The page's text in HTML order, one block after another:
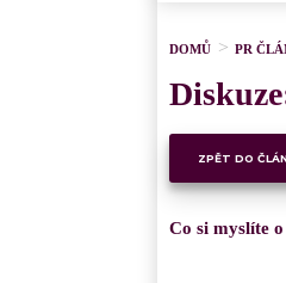
DOMŮ PR
ZPĚT DO
Co si myslíte